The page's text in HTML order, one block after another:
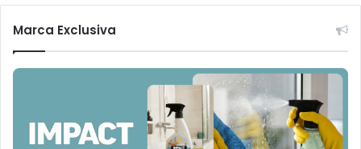
Marca Exclusiva